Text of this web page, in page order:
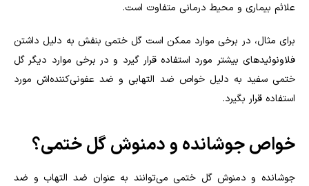
علائم بیماری و محیط درمانی متفاوت است.
برای مثال، در برخی موارد ممکن است گل ختمی بنفش به دلیل داشتن
فلاونوئیدهای بیشتر مورد استفاده قرار گیرد و در برخی موارد دیگر گل
ختمی سفید به دلیل خواص ضد التهابی و ضد عفونی‌کننده‌اش مورد
استفاده قرار بگیرد.
خواص جوشانده و دمنوش گل ختمی؟
جوشانده و دمنوش گل ختمی می‌توانند به عنوان ضد التهاب و ضد